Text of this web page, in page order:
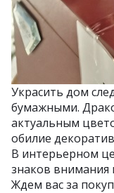
Украсить дом
бумажными.
актуальным
обилие
В интерьерном
знаков внимания
Ждем вас за